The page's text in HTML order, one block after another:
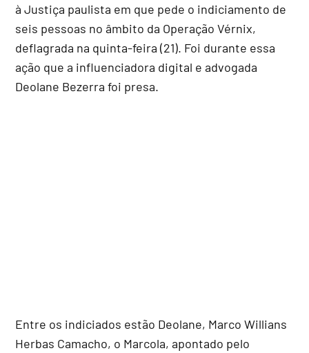
à Justiça paulista em que pede o indiciamento de
seis pessoas no âmbito da Operação Vérnix,
deflagrada na quinta-feira (21). Foi durante essa
ação que a influenciadora digital e advogada
Deolane Bezerra foi presa.
Entre os indiciados estão Deolane, Marco Willians
Herbas Camacho, o Marcola, apontado pelo